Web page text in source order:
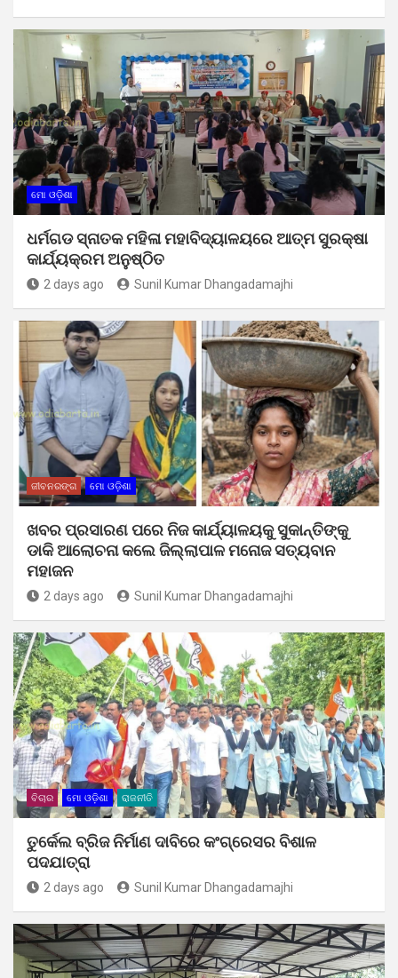
ମୋ ଓଡ଼ିଶା
ଧର୍ମଗଡ ସ୍ନାତକ ମହିଳା ମହାବିଦ୍ୟାଳୟରେ ଆତ୍ମ ସୁରକ୍ଷା
କାର୍ଯ୍ୟକ୍ରମ ଅନୁଷ୍ଠିତ
2 days ago Sunil Kumar Dhangadamajhi
ଜୀବନରଙ୍ଗ ମୋ ଓଡ଼ିଶା
ଖବର ପ୍ରସାରଣ ପରେ ନିଜ କାର୍ଯ୍ୟାଳୟକୁ ସୁକାନ୍ତିଙ୍କୁ
ଡାକି ଆଲୋଚନା କଲେ ଜିଲ୍ଲାପାଳ ମନୋଜ ସତ୍ୟବାନ
ମହାଜନ
2 days ago Sunil Kumar Dhangadamajhi
ବିଚାର ମୋ ଓଡ଼ିଶା ରାଜନୀତି
ତୁର୍କେଲ ବ୍ରିଜ ନିର୍ମାଣ ଦାବିରେ କଂଗ୍ରେସର ବିଶାଳ
ପଦଯାତ୍ରା
2 days ago Sunil Kumar Dhangadamajhi